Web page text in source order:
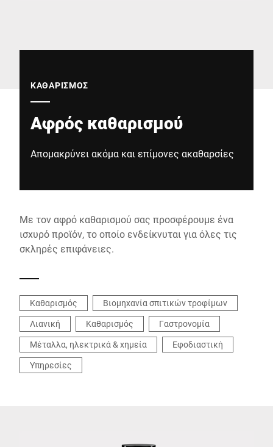
ΚΑΘΑΡΙΣΜΌΣ
Αφρός καθαρισμού
Απομακρύνει ακόμα και επίμονες ακαθαρσίες
Με τον αφρό καθαρισμού σας προσφέρουμε ένα
ισχυρό προϊόν, το οποίο ενδείκνυται για όλες τις
σκληρές επιφάνειες.
Καθαρισμός
Βιομηχανία σπιτικών τροφίμων
Λιανική
Καθαρισμός
Γαστρονομία
Μέταλλα, ηλεκτρικά & χημεία
Εφοδιαστική
Υπηρεσίες